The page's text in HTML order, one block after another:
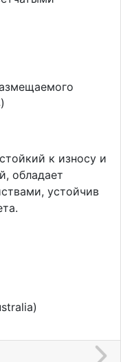
к износу и
обладает
устойчив